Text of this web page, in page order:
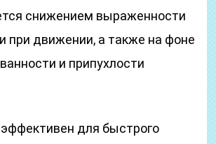
снижением выраженности
при движении, а также на фоне
и припухлости
для быстрого